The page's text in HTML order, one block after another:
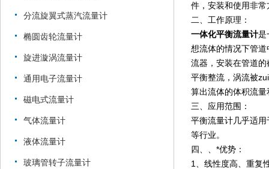
分流旋翼式蒸汽流量计
椭圆齿轮流量计
旋进漩涡流量计
通用电子流量计
磁电式流量计
气体流量计
液体流量计
玻璃管转子流量计
件，安装和使用非
二、工作原理：
一体化平衡流量计是
想流体的情况下管
流器，安装在管道
平衡整流，涡流被
算出流体的体积流
三、应用范围：
平衡流量计几乎适
等行业。
四、、*优势：
1、线性度高、重复